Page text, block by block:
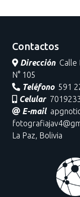
Contactos
Dirección Calle
N° 105
Teléfono 591
Celular
E-mail
La Paz, Bolivia